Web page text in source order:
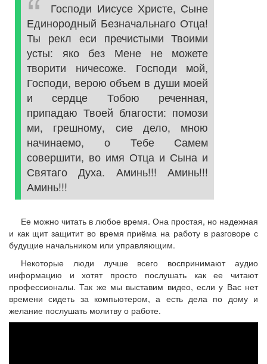
Господи Иисусе Христе, Сыне
Единородный Безначальнаго Отца!
Ты рекл еси пречистыми Твоими
усты: яко без Мене не можете
творити ничесоже. Господи мой,
Господи, верою объем в души моей
и сердце Тобою реченная,
припадаю Твоей благости: помози
ми, грешному, сие дело, мною
начинаемо, о Тебе Самем
совершити, во имя Отца и Сына и
Святаго Духа. Аминь!!! Аминь!!!
Аминь!!!
Ее можно читать в любое время. Она простая, но надежная
и как щит защитит во время приёма на работу в разговоре с
будущие начальником или управляющим.
Некоторые люди лучше всего воспринимают аудио
информацию и хотят просто послушать как ее читают
профессионалы. Так же мы выставим видео, если у Вас нет
времени сидеть за компьютером, а есть дела по дому и
желание послушать молитву о работе.